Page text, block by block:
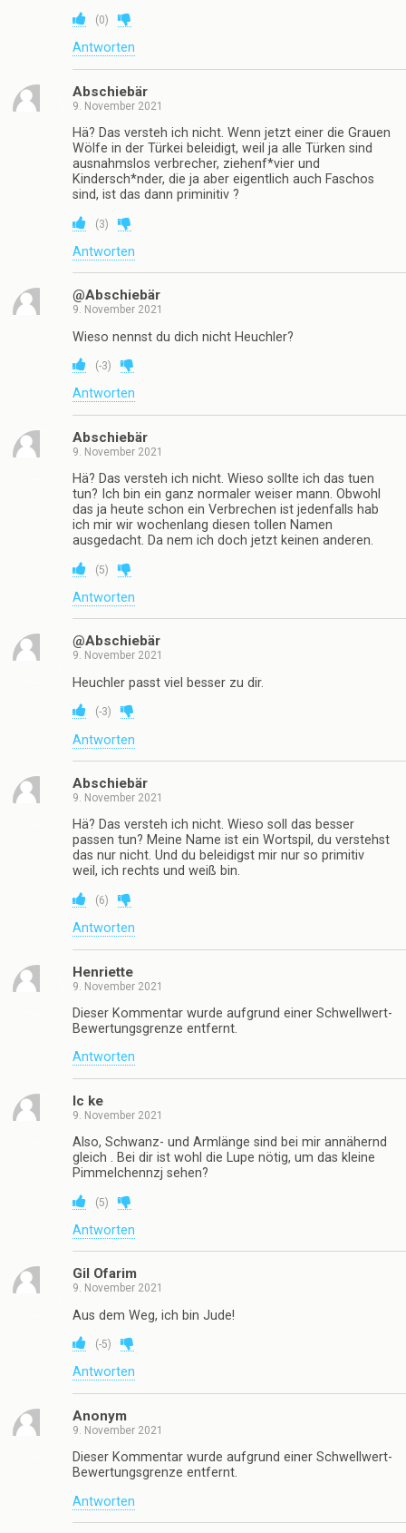
(0)
Antworten
Abschiebär
9. November 2021
Hä? Das versteh ich nicht. Wenn jetzt einer die Grauen
Wölfe in der Türkei beleidigt, weil ja alle Türken sind
ausnahmslos verbrecher, ziehenf*vier und
Kindersch*nder, die ja aber eigentlich auch Faschos
sind, ist das dann priminitiv ?
(3)
Antworten
@Abschiebär
9. November 2021
Wieso nennst du dich nicht Heuchler?
(-3)
Antworten
Abschiebär
9. November 2021
Hä? Das versteh ich nicht. Wieso sollte ich das tuen
tun? Ich bin ein ganz normaler weiser mann. Obwohl
das ja heute schon ein Verbrechen ist jedenfalls hab
ich mir wir wochenlang diesen tollen Namen
ausgedacht. Da nem ich doch jetzt keinen anderen.
(5)
Antworten
@Abschiebär
9. November 2021
Heuchler passt viel besser zu dir.
(-3)
Antworten
Abschiebär
9. November 2021
Hä? Das versteh ich nicht. Wieso soll das besser
passen tun? Meine Name ist ein Wortspil, du verstehst
das nur nicht. Und du beleidigst mir nur so primitiv
weil, ich rechts und weiß bin.
(6)
Antworten
Henriette
9. November 2021
Dieser Kommentar wurde aufgrund einer Schwellwert-
Bewertungsgrenze entfernt.
Antworten
Ic ke
9. November 2021
Also, Schwanz- und Armlänge sind bei mir annähernd
gleich . Bei dir ist wohl die Lupe nötig, um das kleine
Pimmelchennzj sehen?
(5)
Antworten
Gil Ofarim
9. November 2021
Aus dem Weg, ich bin Jude!
(-5)
Antworten
Anonym
9. November 2021
Dieser Kommentar wurde aufgrund einer Schwellwert-
Bewertungsgrenze entfernt.
Antworten